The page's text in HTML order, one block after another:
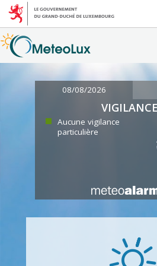
08/08/2026
Aucune vigilance
particulière